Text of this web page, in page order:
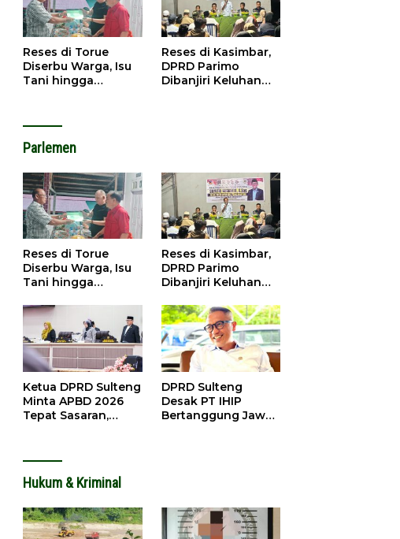
Reses di Torue
Diserbu Warga, Isu
Tani hingga
Reses di Kasimbar,
DPRD Parimo
Dibanjiri Keluhan
Parlemen
Reses di Torue
Diserbu Warga, Isu
Tani hingga
Mengemuka
Reses di Kasimbar,
DPRD Parimo
Dibanjiri Keluhan
Abrasi
Ketua DPRD Sulteng
Minta APBD 2026
Tepat Sasaran,
DPRD Sulteng
Desak PT IHIP
Bertanggung Jawab
Hukum & Kriminal